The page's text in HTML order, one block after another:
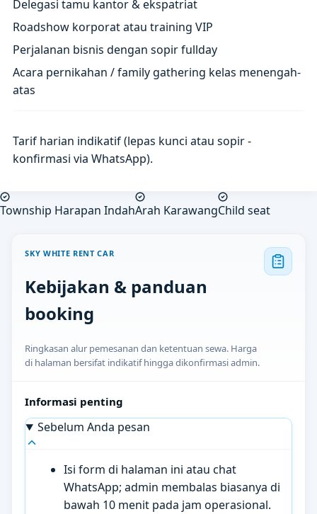
Delegasi tamu kantor & ekspatriat
Roadshow korporat atau training VIP
Perjalanan bisnis dengan sopir fullday
Acara pernikahan / family gathering kelas menengah-
atas
Tarif harian indikatif (lepas kunci atau sopir -
konfirmasi via WhatsApp).
Township Harapan IndahArah KarawangChild seat
SKY WHITE RENT CAR
Kebijakan & panduan
booking
Ringkasan alur pemesanan dan ketentuan sewa. Harga
di halaman bersifat indikatif hingga dikonfirmasi admin.
Informasi penting
Sebelum Anda pesan
Isi form di halaman ini atau chat
WhatsApp; admin membalas biasanya di
bawah 10 menit pada jam operasional.